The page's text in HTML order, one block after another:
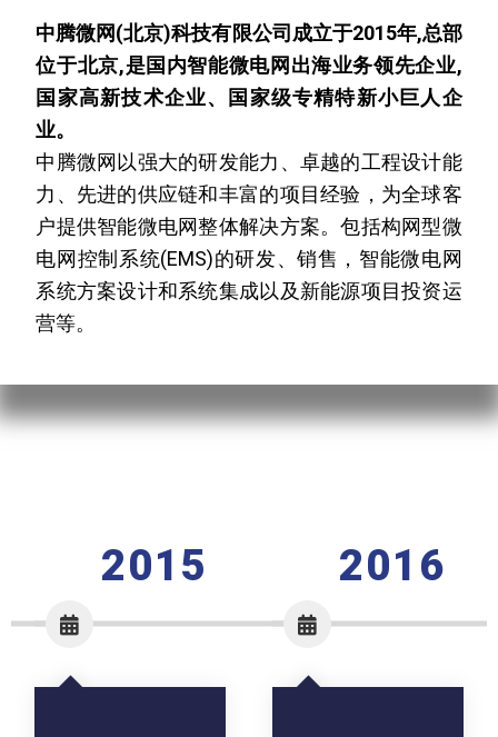
中腾微网(北京)科技有限公司成立于2015年,总部
位于北京,是国内智能微电网出海业务领先企业,
国家高新技术企业、国家级专精特新小巨人企
业。
中腾微网以强大的研发能力、卓越的工程设计能
力、先进的供应链和丰富的项目经验，为全球客
户提供智能微电网整体解决方案。包括构网型微
电网控制系统(EMS)的研发、销售，智能微电网
系统方案设计和系统集成以及新能源项目投资运
营等。
2015 2016